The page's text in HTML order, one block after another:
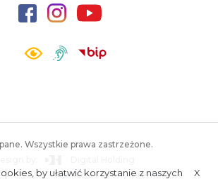
Wszystkie prawa zastrzeżone.
ESC SA - Aplikacje i strony internetowe
by ułatwić korzystanie z naszych X